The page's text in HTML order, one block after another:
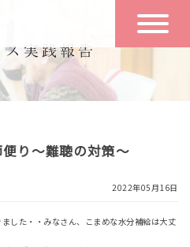
一日の流れ
空き状況
り～難聴の対策～
2022年05月16日
した・・みなさん、こまめな水分補給は大丈